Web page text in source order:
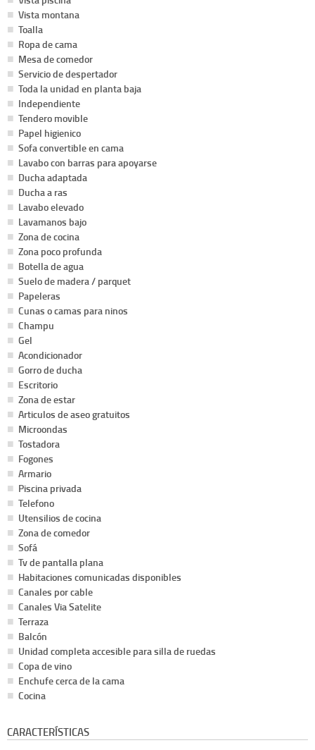
Vista montana
Toalla
Ropa de cama
Mesa de comedor
Servicio de despertador
Toda la unidad en planta baja
Independiente
Tendero movible
Papel higienico
Sofa convertible en cama
Lavabo con barras para apoyarse
Ducha adaptada
Ducha a ras
Lavabo elevado
Lavamanos bajo
Zona de cocina
Zona poco profunda
Botella de agua
Suelo de madera / parquet
Papeleras
Cunas o camas para ninos
Champu
Gel
Acondicionador
Gorro de ducha
Escritorio
Zona de estar
Articulos de aseo gratuitos
Microondas
Tostadora
Fogones
Armario
Piscina privada
Telefono
Utensilios de cocina
Zona de comedor
Sofá
Tv de pantalla plana
Habitaciones comunicadas disponibles
Canales por cable
Canales Via Satelite
Terraza
Balcón
Unidad completa accesible para silla de ruedas
Copa de vino
Enchufe cerca de la cama
Cocina
CARACTERÍSTICAS